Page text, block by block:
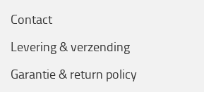
Contact
Levering & verzending
Garantie & return policy